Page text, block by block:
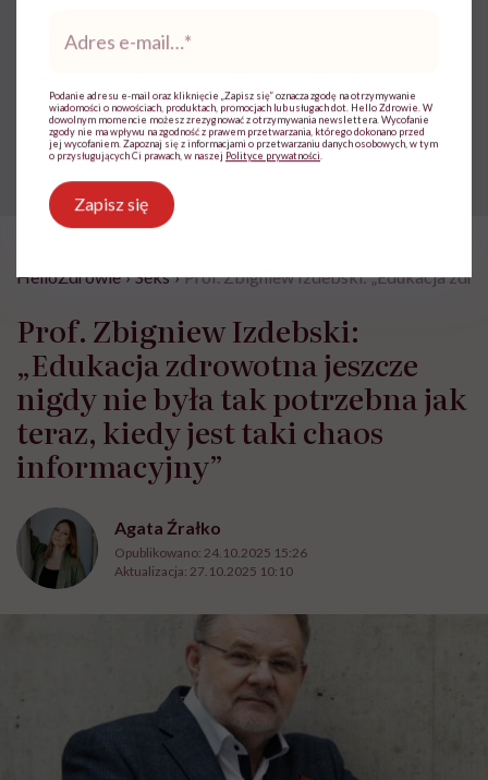
Powiązane tematy:
Edukacja seksualna Seks oralny
HelloZdrowie › Seks › Prof. Zbigniew Izdebski: „Edukacja
Prof. Zbigniew Izdebski:
„Edukacja zdrowotna jeszcze
nigdy nie była tak potrzebna jak
teraz, kiedy jest taki chaos
informacyjny”
Agata Źrałko
Opublikowano: 24.10.2025 15:26
Aktualizacja: 27.10.2025 10:10
mail*
Podanie adresu e-mail oraz kliknięcie „Zapisz się” oznacza zgodę na otrzymywanie
wiadomości o nowościach, produktach, promocjach lub usługach dot. Hello Zdrowie. W
dowolnym momencie możesz zrezygnować z otrzymywania newslettera. Wycofanie
zgody nie ma wpływu na zgodność z prawem przetwarzania, którego dokonano przed
jej wycofaniem. Zapoznaj się z informacjami o przetwarzaniu danych osobowych, w tym
o przysługujących Ci prawach, w naszej Polityce prywatności
Zapisz się